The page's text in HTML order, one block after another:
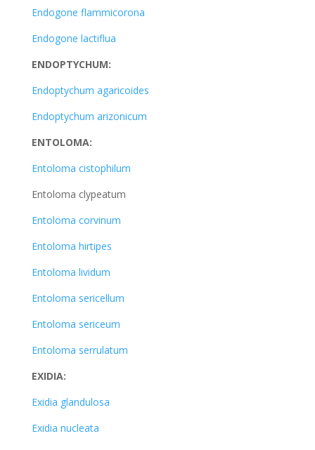
Endogone flammicorona
Endogone lactiflua
ENDOPTYCHUM:
Endoptychum agaricoides
Endoptychum arizonicum
ENTOLOMA:
Entoloma cistophilum
Entoloma clypeatum
Entoloma corvinum
Entoloma hirtipes
Entoloma lividum
Entoloma sericellum
Entoloma sericeum
Entoloma serrulatum
EXIDIA:
Exidia glandulosa
Exidia nucleata